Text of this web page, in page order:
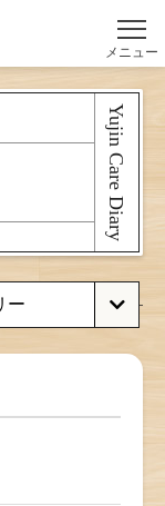
メニュー
Yujin Care Diary